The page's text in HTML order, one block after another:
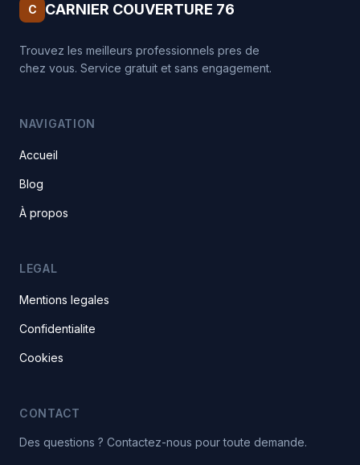
C CARNIER COUVERTURE 76
Trouvez les meilleurs professionnels pres de
chez vous. Service gratuit et sans engagement.
NAVIGATION
Accueil
Blog
À propos
LEGAL
Mentions legales
Confidentialite
Cookies
CONTACT
Des questions ? Contactez-nous pour toute demande.